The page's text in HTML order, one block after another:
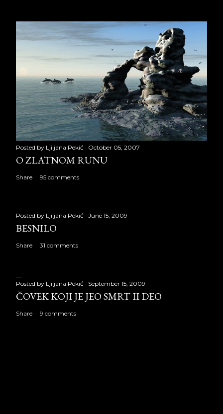
Posted by Ljiljana Pekić October 05, 2007
O ZLATNOM RUNU
Share 95 comments
Posted by Ljiljana Pekić June 15, 2009
BESNILO
Share 31 comments
Posted by Ljiljana Pekić September 15, 2009
ČOVEK KOJI JE JEO SMRT II DEO
Share 9 comments